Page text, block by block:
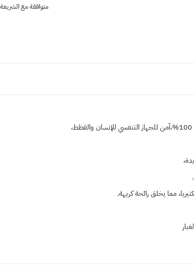
متوافقة مع
مما يخلق رائحة كريهة.